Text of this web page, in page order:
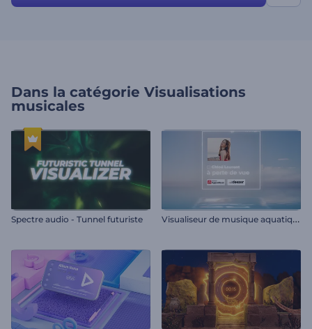
Dans la catégorie Visualisations
musicales
Spectre audio - Tunnel futuriste V
isualiseur de musique aquatique